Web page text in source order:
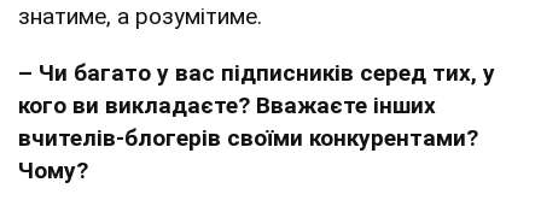
знатиме, а розумітиме.
– Чи багато у вас підписників серед тих, у
кого ви викладаєте? Вважаєте інших
вчителів-блогерів своїми конкурентами?
Чому?